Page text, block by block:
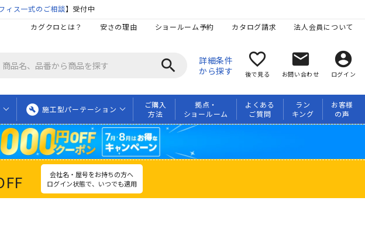
ィス一式のご相談】受付中
カグクロとは？ 安さの理由 ショールーム予約 カタログ請求 法人会員について
search
詳細条件
から探す
favorite_border
後で見る
mail
お問い合わせ
account_circle
ログイン
build_circle 施工型パーテーション
ご購入
方法
拠点・
ショールーム
よくある
ご質問
ラン
キング
お客様
の声
会社名・屋号をお持ちの方へ
ログイン状態で、いつでも適用